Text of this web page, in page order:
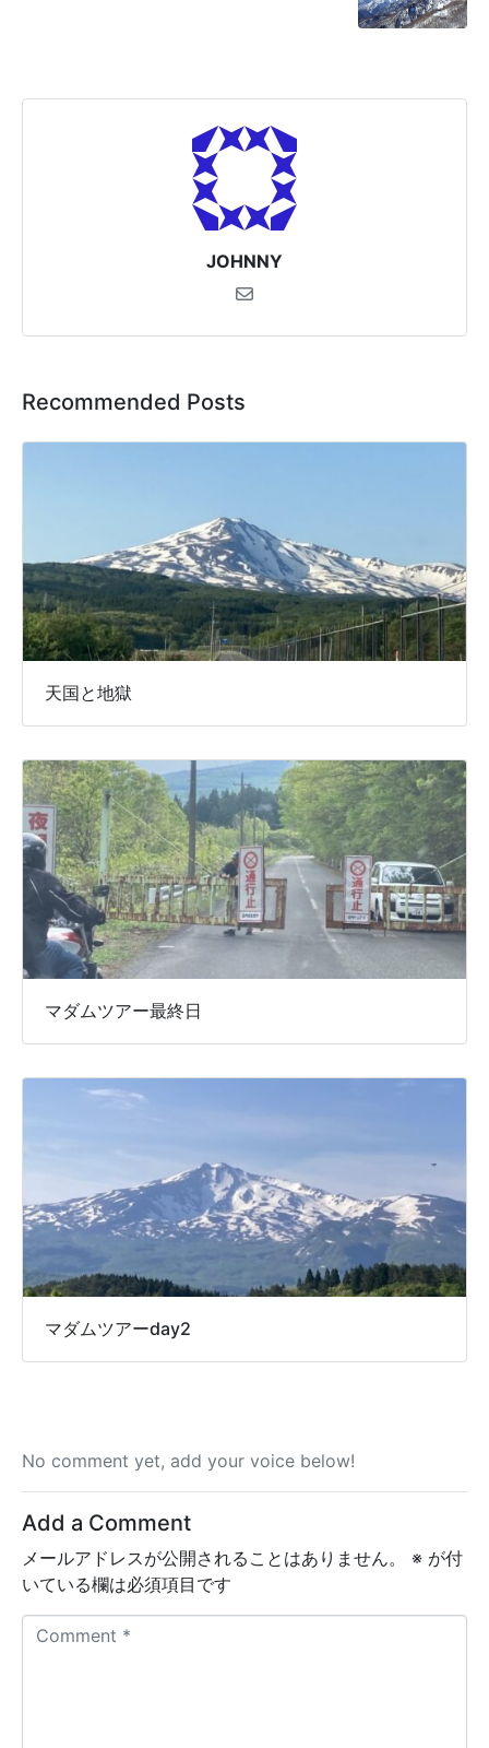
JOHNNY
Recommended Posts
天国と地獄
マダムツアー最終日
マダムツアーday2
No comment yet, add your voice below!
Add a Comment
メールアドレスが公開されることはありません。 ※ が付
いている欄は必須項目です